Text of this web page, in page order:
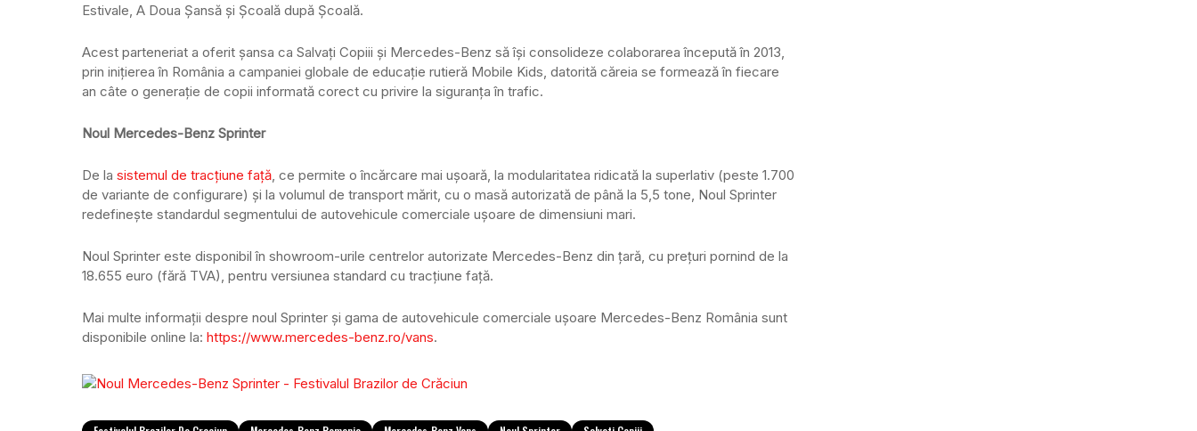
Estivale, A Doua Șansă și Școală după Școală.
Acest parteneriat a oferit șansa ca Salvați Copiii și Mercedes-Benz să își consolideze colaborarea începută în 2013,
prin inițierea în România a campaniei globale de educație rutieră Mobile Kids, datorită căreia se formează în fiecare
an câte o generație de copii informată corect cu privire la siguranța în trafic.
Noul Mercedes-Benz Sprinter
De la sistemul de tracțiune față , ce permite o încărcare mai ușoară, la modularitatea ridicată la superlativ (peste 1.700
de variante de configurare) și la volumul de transport mărit, cu o masă autorizată de până la 5,5 tone, Noul Sprinter
redefinește standardul segmentului de autovehicule comerciale ușoare de dimensiuni mari.
Noul Sprinter este disponibil în showroom-urile centrelor autorizate Mercedes-Benz din țară, cu prețuri pornind de la
18.655 euro (fără TVA), pentru versiunea standard cu tracțiune față.
Mai multe informații despre noul Sprinter și gama de autovehicule comerciale ușoare Mercedes-Benz România sunt
disponibile online la: https://www.mercedes-benz.ro/vans.